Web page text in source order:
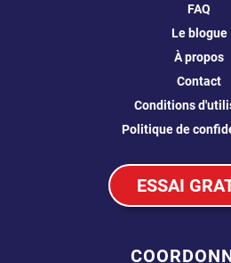
FAQ
Le blogue
À propos
Contact
Conditions
Politique de
ESSAI